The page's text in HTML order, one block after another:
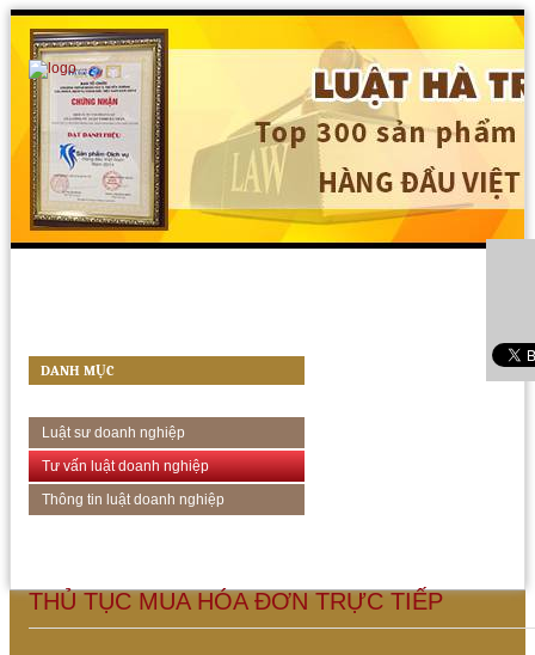
DANH MỤC
Luật sư doanh nghiệp
Tư vấn luật doanh nghiệp
Thông tin luật doanh nghiệp
THỦ TỤC MUA HÓA ĐƠN TRỰC TIẾP